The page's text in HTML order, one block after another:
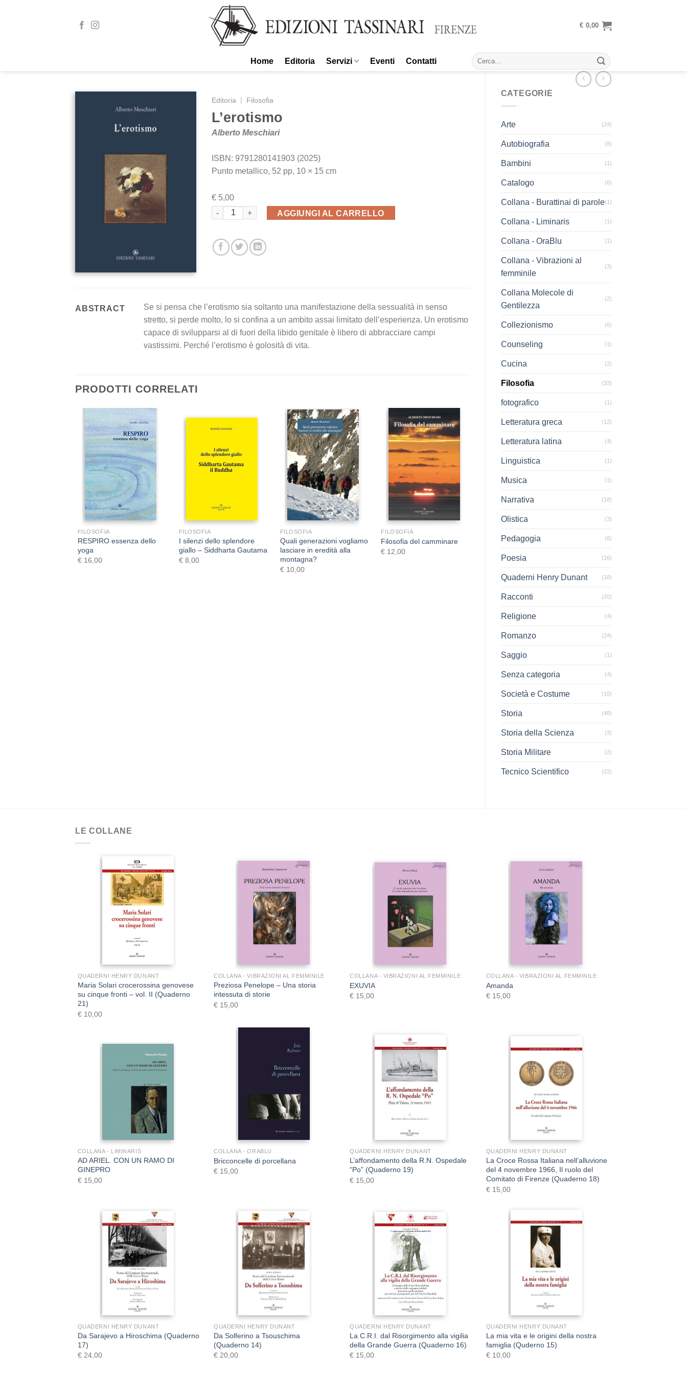
€ 0,00
Home Editoria Servizi Eventi Contatti Cerca:
CATEGORIE
Arte (24)
Autobiografia (8)
Bambini (1)
Catalogo (6)
Collana - Burattinai di parole(1)
Collana - Liminaris (1)
Collana - OraBlu (1)
Collana - Vibrazioni al
femminile
(3)
Collana Molecole di
Gentilezza
(2)
Collezionismo (6)
Counseling (1)
Cucina (2)
Filosofia (33)
fotografico (1)
Letteratura greca (12)
Letteratura latina (4)
Linguistica (1)
Musica (1)
Narrativa (18)
Olistica (3)
Pedagogia (6)
Poesia (16)
Quaderni Henry Dunant (18)
Racconti (20)
Religione (4)
Romanzo (24)
Saggio (1)
Senza categoria (4)
Società e Costume (10)
Storia (48)
Storia della Scienza (3)
Storia Militare (2)
Tecnico Scientifico (22)
Editoria Filosofia
L’erotismo
Alberto Meschiari
ISBN: 9791280141903 (2025)
Punto metallico, 52 pp, 10 × 15 cm
€ 5,00
L'erotismo quantitàAGGIUNGI AL CARRELLO
ABSTRACT
Se si pensa che l’erotismo sia soltanto una manifestazione della sessualità in senso
stretto, si perde molto, lo si confina a un ambito assai limitato dell’esperienza. Un erotismo
capace di svilupparsi al di fuori della libido genitale è libero di abbracciare campi
vastissimi. Perché l’erotismo è golosità di vita.
PRODOTTI CORRELATI
+
FILOSOFIA
RESPIRO essenza dello
yoga
€ 16,00
FILOSOFIA
I silenzi dello splendore
giallo – Siddharta Gautama
€ 8,00
+
FILOSOFIA
Quali generazioni vogliamo
lasciare in eredità alla
montagna?
€ 10,00
FILOSOFIA
Filosofia del camminare
€ 12,00
LE COLLANE
QUADERNI HENRY DUNANT
Maria Solari crocerossina genovese
su cinque fronti – vol. II (Quaderno
21)
€ 10,00
COLLANA - VIBRAZIONI AL FEMMINILE
Preziosa Penelope – Una storia
intessuta di storie
€ 15,00
COLLANA - VIBRAZIONI AL FEMMINILE
EXUVIA
€ 15,00
COLLANA - VIBRAZIONI AL FEMMINILE
Amanda
€ 15,00
COLLANA - LIMINARIS
AD ARIEL. CON UN RAMO DI
GINEPRO
€ 15,00
COLLANA - ORABLU
Bricconcelle di porcellana
€ 15,00
QUADERNI HENRY DUNANT
L’affondamento della R.N. Ospedale
“Po” (Quaderno 19)
€ 15,00
QUADERNI HENRY DUNANT
La Croce Rossa Italiana nell’alluvione
del 4 novembre 1966, Il ruolo del
Comitato di Firenze (Quaderno 18)
€ 15,00
QUADERNI HENRY DUNANT
Da Sarajevo a Hiroschima (Quaderno
17)
€ 24,00
QUADERNI HENRY DUNANT
Da Solferino a Tsouschima
(Quaderno 14)
€ 20,00
QUADERNI HENRY DUNANT
La C.R.I. dal Risorgimento alla vigilia
della Grande Guerra (Quaderno 16)
€ 15,00
QUADERNI HENRY DUNANT
La mia vita e le origini della nostra
famiglia (Quderno 15)
€ 10,00